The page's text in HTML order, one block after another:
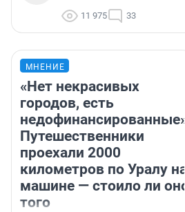
11 975 33
МНЕНИЕ
«Нет некрасивых
городов, есть
недофинансированные».
Путешественники
проехали 2000
километров по Уралу на
машине — стоило ли оно
того